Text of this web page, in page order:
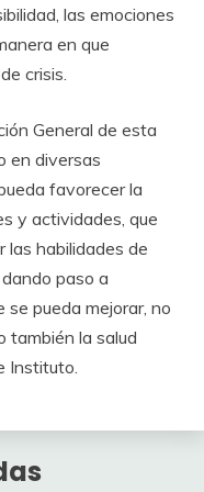
las emociones
en que
crisis.
General de esta
en diversas
favorecer la
y actividades, que
las habilidades de
paso a
pueda mejorar, no
también la salud
Instituto.